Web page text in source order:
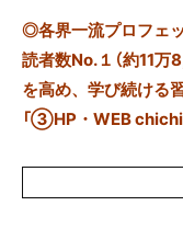
◎各界一流プロフェ
読者数No.１（約11万
を高め、学び続ける
「③HP・WEB chichi